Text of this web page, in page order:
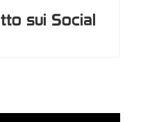
sui Social